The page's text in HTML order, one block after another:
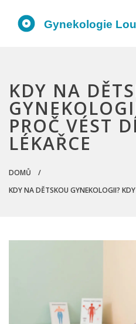
KDY NA
PROČ VÉST
LÉKAŘCE
DOMŮ
KDY NA DĚTSKOU GYNEKOLOGII?